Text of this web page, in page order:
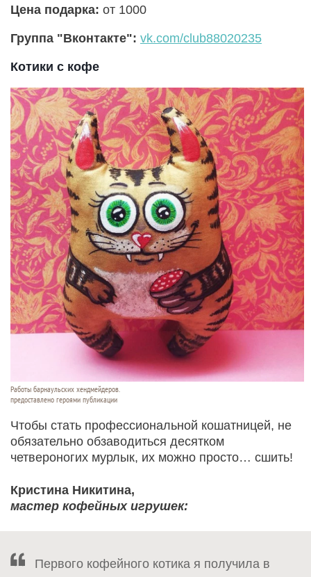
Цена подарка: от 1000
Группа "Вконтакте": vk.com/club88020235
Котики с кофе
Работы барнаульских хендмейдеров.
предоставлено героями публикации
Чтобы стать профессиональной кошатницей, не
обязательно обзаводиться десятком
четвероногих мурлык, их можно просто… сшить!
Кристина Никитина,
мастер кофейных игрушек:
Первого кофейного котика я получила в